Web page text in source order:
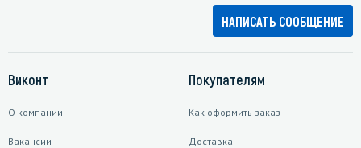
НАПИСАТЬ СООБЩЕНИЕ
Виконт
О компании
Вакансии
Покупателям
Как оформить заказ
Доставка